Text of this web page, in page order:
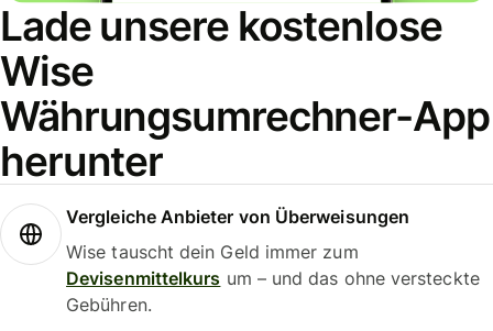
Lade unsere kostenlose
Wise
Währungsumrechner-App
herunter
Vergleiche Anbieter von Überweisungen
Wise tauscht dein Geld immer zum
Devisenmittelkurs um – und das ohne versteckte
Gebühren.